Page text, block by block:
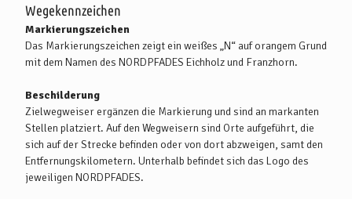
Wegekennzeichen
Markierungszeichen
Das Markierungszeichen zeigt ein weißes „N“ auf orangem Grund
mit dem Namen des NORDPFADES Eichholz und Franzhorn.
Beschilderung
Zielwegweiser ergänzen die Markierung und sind an markanten
Stellen platziert. Auf den Wegweisern sind Orte aufgeführt, die
sich auf der Strecke befinden oder von dort abzweigen, samt den
Entfernungskilometern. Unterhalb befindet sich das Logo des
jeweiligen NORDPFADES.